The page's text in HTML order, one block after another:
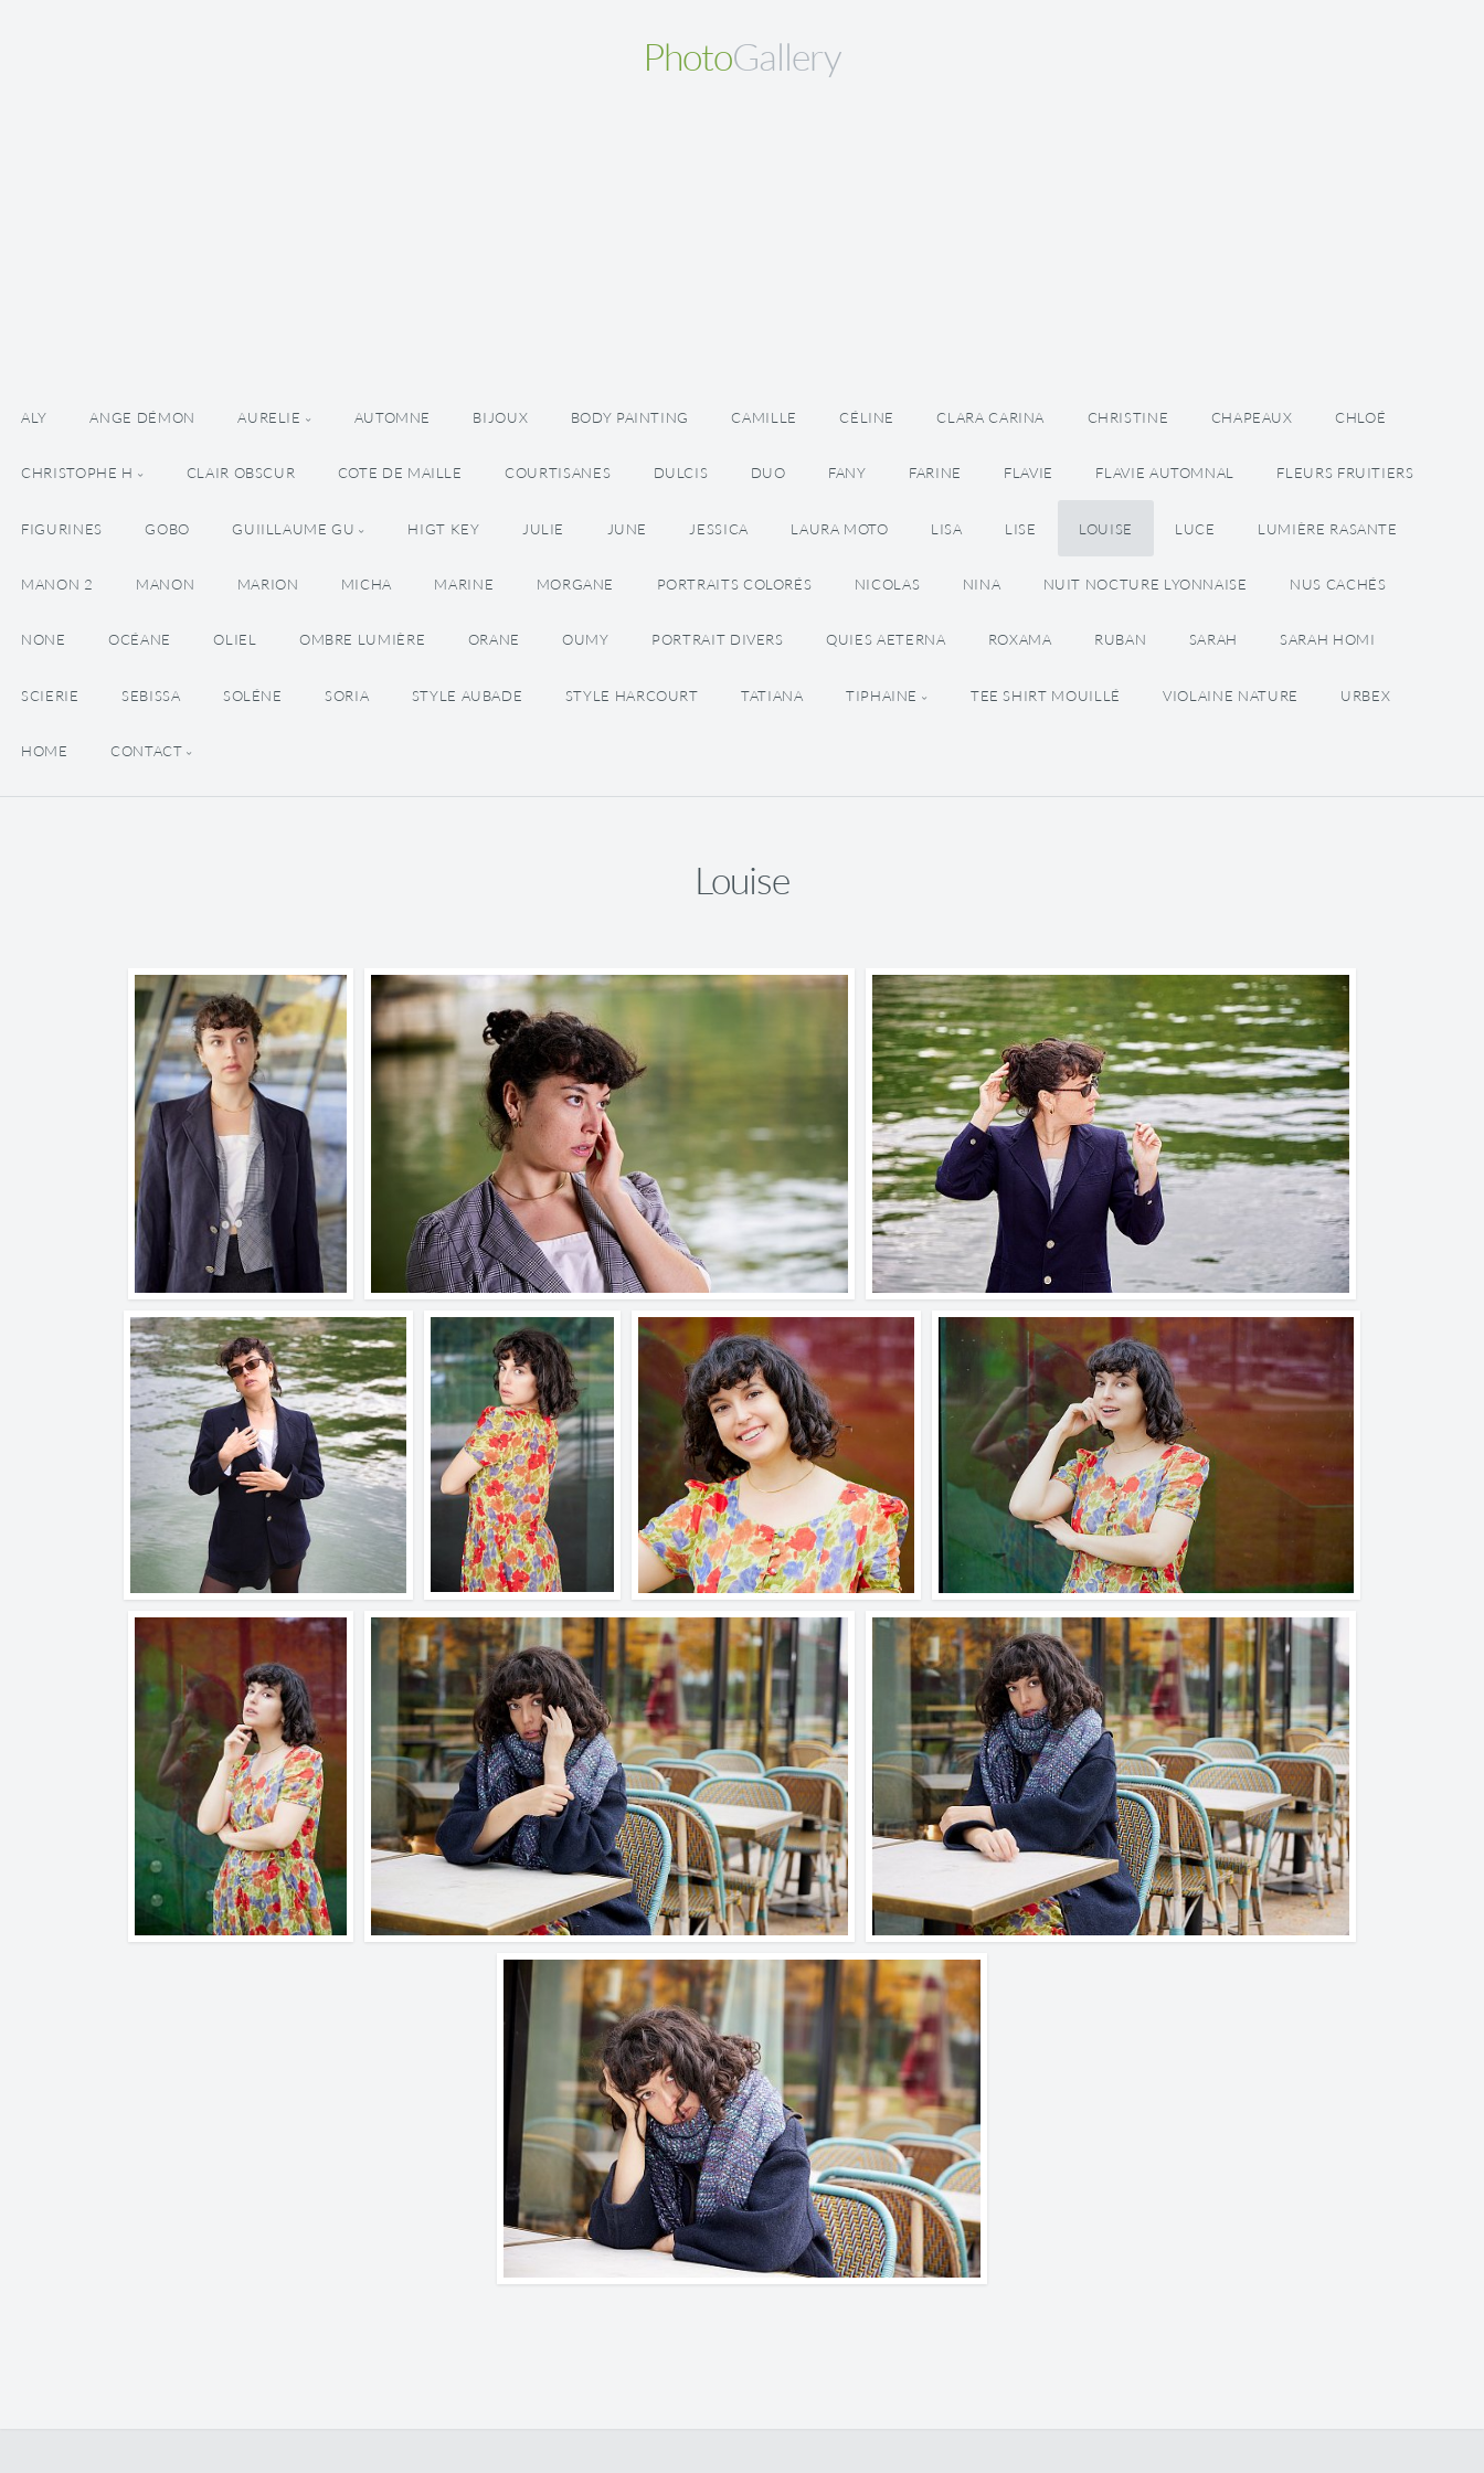
PhotoGallery
ALY ANGE DÉMON AURELIE AUTOMNE BIJOUX BODY PAINTING CAMILLE CÉLINE CLARA CARINA CHRISTINE CHAPEAUX CHLOÉ
CHRISTOPHE H CLAIR OBSCUR COTE DE MAILLE COURTISANES DULCIS DUO FANY FARINE FLAVIE FLAVIE AUTOMNAL FLEURS FRUITIERS
FIGURINES GOBO GUIILLAUME GU HIGT KEY JULIE JUNE JESSICA LAURA MOTO LISA LISE LOUISE LUCE LUMIÈRE RASANTE
MANON 2 MANON MARION MICHA MARINE MORGANE PORTRAITS COLORÉS NICOLAS NINA NUIT NOCTURE LYONNAISE NUS CACHÉS
NONE OCÉANE OLIEL OMBRE LUMIÈRE ORANE OUMY PORTRAIT DIVERS QUIES AETERNA ROXAMA RUBAN SARAH SARAH HOMI
SCIERIE SEBISSA SOLÉNE SORIA STYLE AUBADE STYLE HARCOURT TATIANA TIPHAINE TEE SHIRT MOUILLÉ VIOLAINE NATURE URBEX
HOME CONTACT
Louise